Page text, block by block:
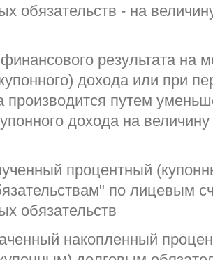
обязательств - на
результата на
дохода или при
производится путем
дохода на
процентный
по лицевым
обязательств
накопленный